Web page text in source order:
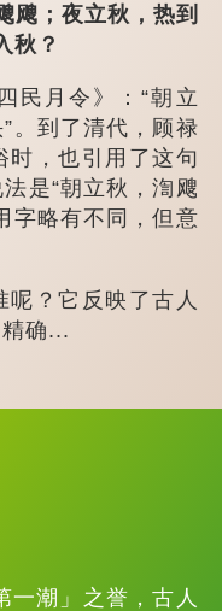
飕；夜立秋，热到
秋？
月令》：“朝立
。到了清代，顾禄
时，也引用了这句
是“朝立秋，渹飕
字略有不同，但意
？它反映了古人
确...
潮」之誉，古人